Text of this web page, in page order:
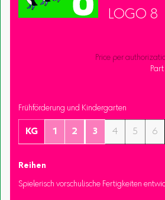
LOGO 8
Price per
Frühförderung und Kindergarten
KG 1 2 3 4 5 6
Reihen
Spielerisch vorschulische Fertigkeiten